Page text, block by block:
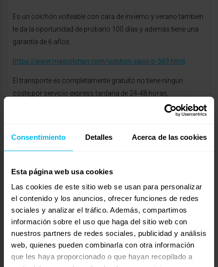
Consentimiento Detalles Acerca de las cookies
Esta página web usa cookies
Las cookies de este sitio web se usan para personalizar
el contenido y los anuncios, ofrecer funciones de redes
sociales y analizar el tráfico. Además, compartimos
información sobre el uso que haga del sitio web con
nuestros partners de redes sociales, publicidad y análisis
web, quienes pueden combinarla con otra información
que les haya proporcionado o que hayan recopilado a
Es un colchón volteable con cara de invierno y verano también
te da la oportunidad de probarlo 100 días y además tiene una
garantía de 6 años.
https://www.maxcolchon.com/colchon-saori-p-569.html
El transporte es completamente gratuito no tiene ningun
coste,por servicio express tardaria de 24-48 horas,
Espero poder averte resuelto la duda, si se te ocasiona alguna
estaremos encantados de ayudarte,
vallsur@maxcolchon.com
junio 26, 2017 a las 4:57 pm #25719
RESPONDER
Milcolchones.com Invitado
Buenas tardes Sonia.